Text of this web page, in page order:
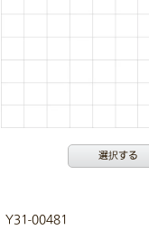
選択する
Y31-00481